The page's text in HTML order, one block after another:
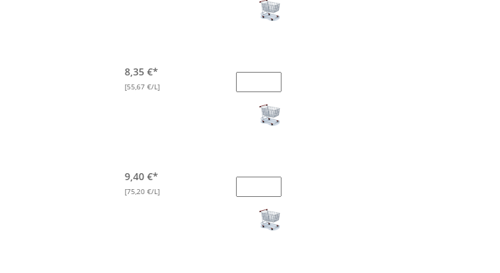
8,35 €*
[55,67 €/L]
9,40 €*
[75,20 €/L]